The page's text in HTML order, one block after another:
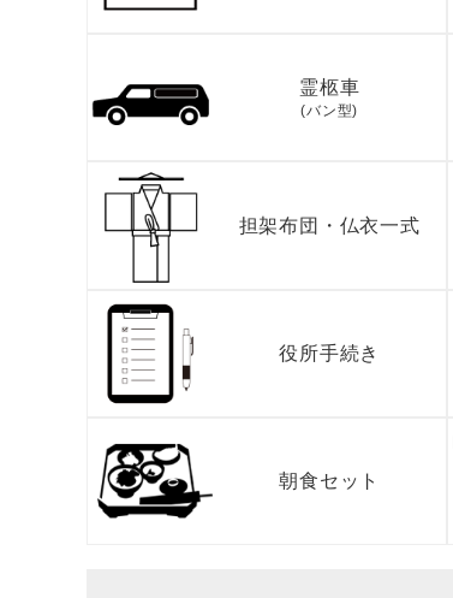
霊柩車
(バン型)
担架布団・ 仏衣一式
役所手続き
朝食セット